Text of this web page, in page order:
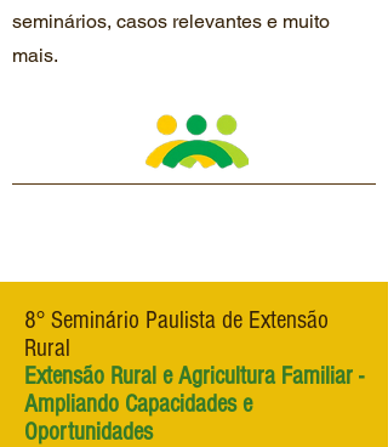
seminários, casos relevantes e muito
mais.
8° Seminário Paulista de Extensão
Rural
Extensão Rural e Agricultura Familiar -
Ampliando Capacidades e
Oportunidades